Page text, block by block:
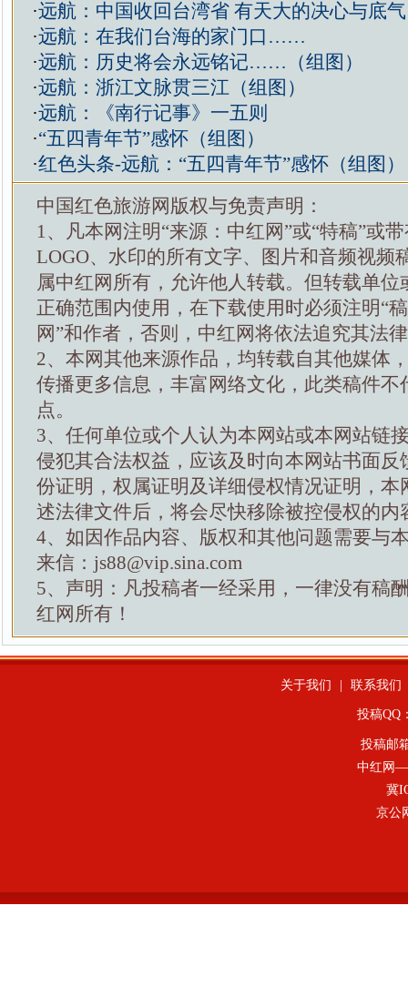
·远航：中国收回台湾省 有天大的决心与底
·远航：在我们台海的家门口……
·远航：历史将会永远铭记……（组图）
·远航：浙江文脉贯三江（组图）
·远航：《南行记事》一五则
·“五四青年节”感怀（组图）
·红色头条-远航：“五四青年节”感怀（组图）
中国红色旅游网版权与免责声明：
1、凡本网注明“来源：中红网”或“特稿”或
LOGO、水印的所有文字、图片和音频视频
属中红网所有，允许他人转载。但转载单位
正确范围内使用，在下载使用时必须注明“
网”和作者，否则，中红网将依法追究其法
2、本网其他来源作品，均转载自其他媒体
传播更多信息，丰富网络文化，此类稿件不
点。
3、任何单位或个人认为本网站或本网站链
侵犯其合法权益，应该及时向本网站书面反
份证明，权属证明及详细侵权情况证明，本
述法律文件后，将会尽快移除被控侵权的内
4、如因作品内容、版权和其他问题需要与
来信：js88@vip.sina.com
5、声明：凡投稿者一经采用，一律没有稿
红网所有！
关于我们 联系我们
投稿QQ
投稿邮
中红网—
冀
京公